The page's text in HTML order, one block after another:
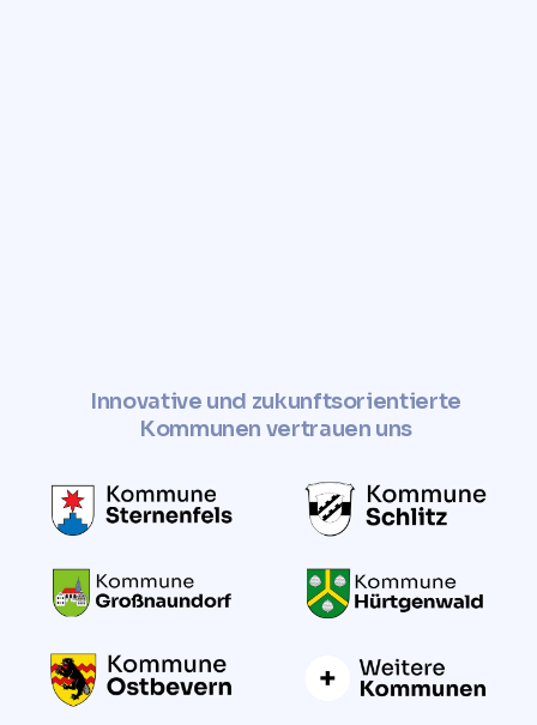
Innovative und zukunftsorientierte
Kommunen vertrauen uns